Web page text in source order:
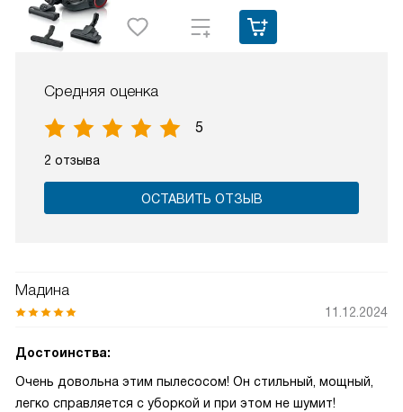
Средняя оценка
5
2 отзыва
ОСТАВИТЬ ОТЗЫВ
Мадина
11.12.2024
Достоинства:
Очень довольна этим пылесосом! Он стильный, мощный,
легко справляется с уборкой и при этом не шумит!